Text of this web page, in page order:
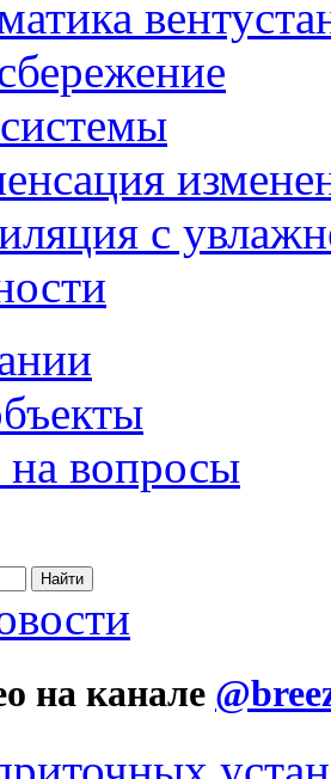
с
вопросы
на канале